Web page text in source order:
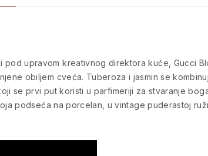
pod upravom kreativnog direktora kuće, Gucci
obiljem cveća. Tuberoza i jasmin se
se prvi put koristi u parfimeriji za stvaranje
podseća na porcelan, u vintage puderastoj